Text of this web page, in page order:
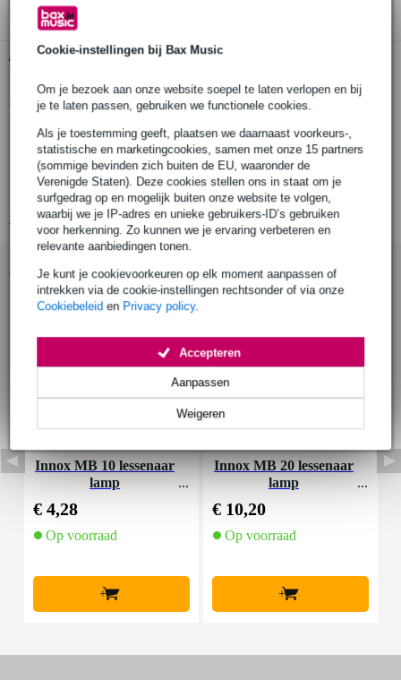
Cookie-instellingen bij Bax Music
Om je bezoek aan onze website soepel te laten verlopen en bij
je te laten passen, gebruiken we functionele cookies.
Als je toestemming geeft, plaatsen we daarnaast voorkeurs-,
statistische en marketingcookies, samen met onze 15 partners
(sommige bevinden zich buiten de EU, waaronder de
Verenigde Staten). Deze cookies stellen ons in staat om je
surfgedrag op en mogelijk buiten onze website te volgen,
waarbij we je IP-adres en unieke gebruikers-ID’s gebruiken
voor herkenning. Zo kunnen we je ervaring verbeteren en
relevante aanbiedingen tonen.
Je kunt je cookievoorkeuren op elk moment aanpassen of
intrekken via de cookie-instellingen rechtsonder of via onze
Cookiebeleid en Privacy policy.
Weigeren
Aanpassen
Accepteren
Gratis ophalen in de winkel
Productinformatie
lessenaar
kleur: zwart
zeer sterk en stabiel
Bekijk alle productspecificaties
Accessoires (23)
Innox MB 10 lessenaar
lamp
€ 4,28
Op voorraad
+
Innox MB 20 lessenaar
lamp
€ 10,20
Op voorraad
+